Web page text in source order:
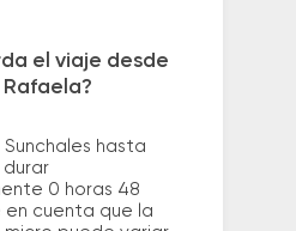
el viaje desde
hasta
durar
0 horas 48
en cuenta que la